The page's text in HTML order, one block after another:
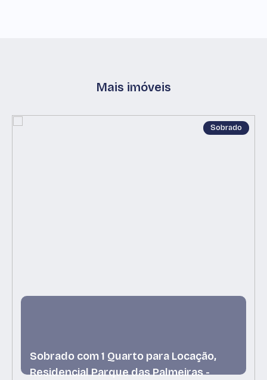
Mais imóveis
Sobrado
Sobrado com 1 Quarto para Locação,
Residencial Parque das Palmeiras -